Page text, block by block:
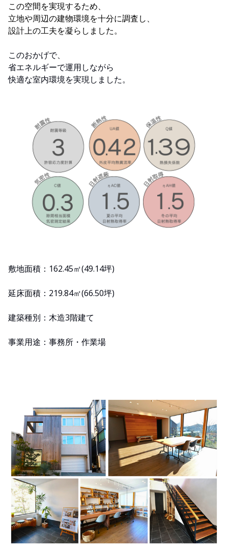
この空間を実現するため、
立地や周辺の建物環境を十分に調査し、
設計上の工夫を凝らしました。
このおかげで、
省エネルギーで運用しながら
快適な室内環境を実現しました。
敷地面積：162.45㎡(49.14坪)
延床面積：219.84㎡(66.50坪)
建築種別：木造3階建て
事業用途：事務所・作業場